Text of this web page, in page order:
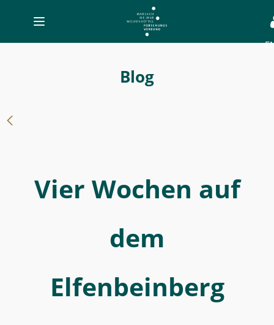
Toggle
navigation
dem
MWW-
Forschung
Blog
Vier Wochen auf
dem
Elfenbeinberg